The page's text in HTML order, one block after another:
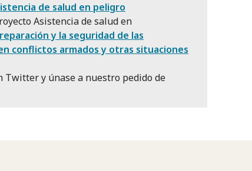
de salud en peligro
Asistencia de salud en
y la seguridad de las
conflictos armados y otras situaciones
Twitter y únase a nuestro pedido de